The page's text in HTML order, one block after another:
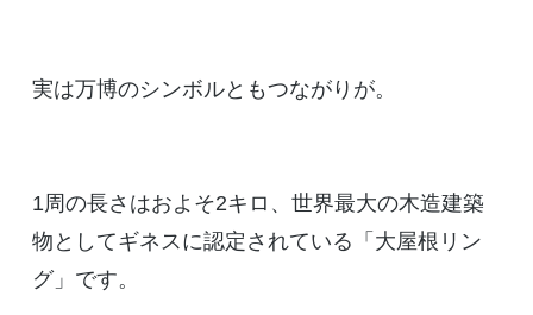
実は万博のシンボルともつながりが。
1周の長さはおよそ2キロ、世界最大の木造建築
物としてギネスに認定されている「大屋根リン
グ」です。